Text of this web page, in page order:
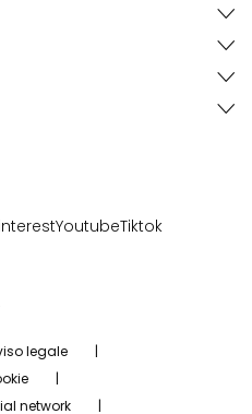
YoutubeTiktok
legale
network